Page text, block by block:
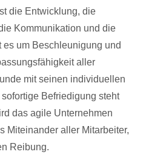
die Entwicklung, die
Kommunikation und die
um Beschleunigung und
aller
mit seinen individuellen
Befriedigung steht
das agile Unternehmen
Miteinander aller Mitarbeiter,
Reibung.